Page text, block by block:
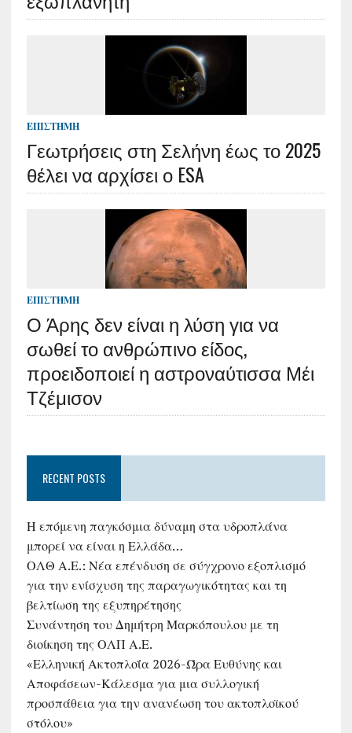
ΕΠΙΣΤΉΜΗ
Γεωτρήσεις στη Σελήνη έως το 2025
θέλει να αρχίσει ο ESA
ΕΠΙΣΤΉΜΗ
Ο Άρης δεν είναι η λύση για να
σωθεί το ανθρώπινο είδος,
προειδοποιεί η αστροναύτισσα Μέι
Τζέμισον
RECENT POSTS
Η επόμενη παγκόσμια δύναμη στα υδροπλάνα
μπορεί να είναι η Ελλάδα…
ΟΛΘ Α.Ε.: Νέα επένδυση σε σύγχρονο εξοπλισμό
για την ενίσχυση της παραγωγικότητας και τη
βελτίωση της εξυπηρέτησης
Συνάντηση του Δημήτρη Μαρκόπουλου με τη
διοίκηση της ΟΛΠ Α.Ε.
«Ελληνική Ακτοπλοΐα 2026-Ώρα Ευθύνης και
Αποφάσεων-Κάλεσμα για μια συλλογική
προσπάθεια για την ανανέωση του ακτοπλοϊκού
στόλου»